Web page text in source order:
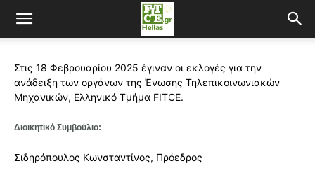
Στις 18 Φεβρουαρίου 2025 έγιναν οι εκλογές για την
ανάδειξη των οργάνων της Ένωσης Τηλεπικοινωνιακών
Μηχανικών, Ελληνικό Τμήμα FITCE.
Διοικητικό Συμβούλιο:
Σιδηρόπουλος Κωνσταντίνος, Πρόεδρος